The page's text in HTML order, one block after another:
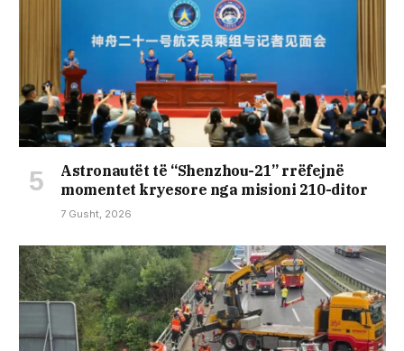
Astronautët të “Shenzhou-21” rrëfejnë
momentet kryesore nga misioni 210-ditor
7 Gusht, 2026